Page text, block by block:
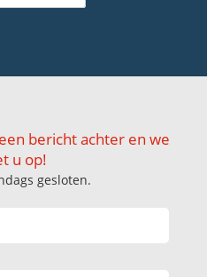
bericht achter en we
u op!
gesloten.